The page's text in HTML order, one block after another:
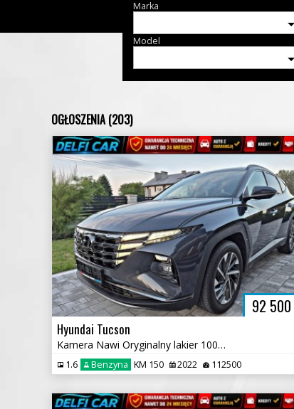
Marka
Model
OGŁOSZENIA (203)
92 500
Hyundai Tucson
Kamera Nawi Oryginalny lakier 100% Bezwypadkowy
1.6 Benzyna KM 150 2022 112500